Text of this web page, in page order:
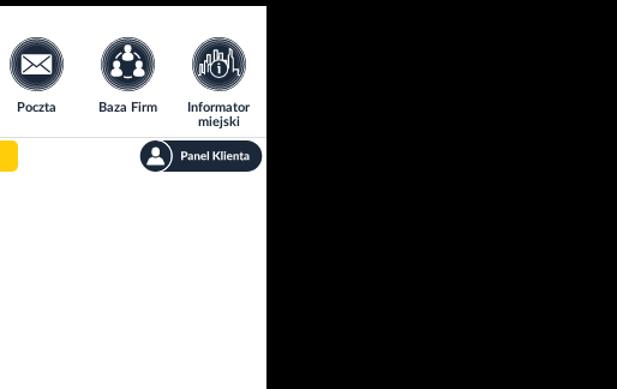
Poczta Baza Firm
Informator
miejski